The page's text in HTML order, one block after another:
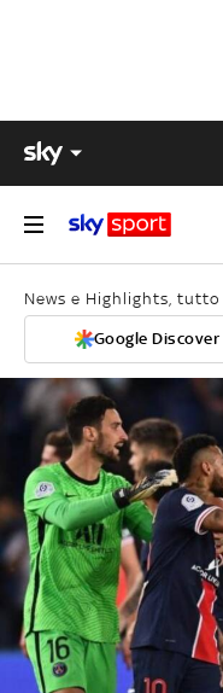
News e Highlights, tutto
Google Discover